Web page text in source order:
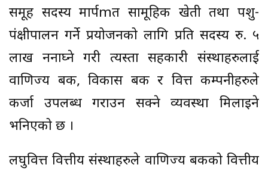
समूह सदस्य मार्पmत सामूहिक खेती तथा पशु-
पंक्षीपालन गर्ने प्रयोजनको लागि प्रति सदस्य रु. ५
लाख ननाघ्ने गरी त्यस्ता सहकारी संस्थाहरुलाई
वाणिज्य बैंक, विकास बैंक र वित्त कम्पनीहरुले
कर्जा उपलब्ध गराउन सक्ने व्यवस्था मिलाइने
भनिएको छ ।
लघुवित्त वित्तीय संस्थाहरुले वाणिज्य बैंकको वित्तीय